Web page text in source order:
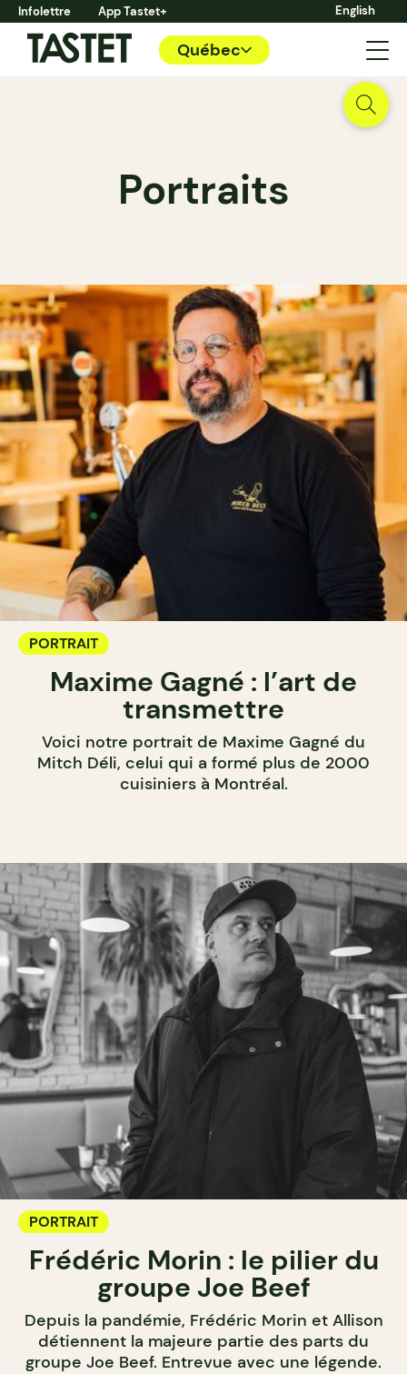
Infolettre App Tastet+ English
Québec
Portraits
PORTRAIT
Maxime Gagné : l’art de
transmettre
Voici notre portrait de Maxime Gagné du
Mitch Déli, celui qui a formé plus de 2000
cuisiniers à Montréal.
PORTRAIT
Frédéric Morin : le pilier du
groupe Joe Beef
Depuis la pandémie, Frédéric Morin et Allison
détiennent la majeure partie des parts du
groupe Joe Beef. Entrevue avec une légende.